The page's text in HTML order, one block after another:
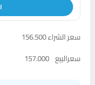
سعر الشراء 156.500
سعرالبيع 157.000